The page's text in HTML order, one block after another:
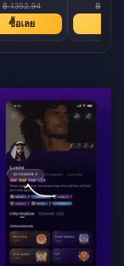
฿ 1352.94
ซื้อเลย
฿